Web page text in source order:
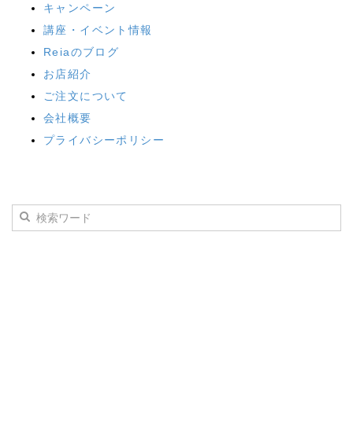
キャンペーン
講座・イベント情報
Reiaのブログ
お店紹介
ご注文について
会社概要
プライバシーポリシー